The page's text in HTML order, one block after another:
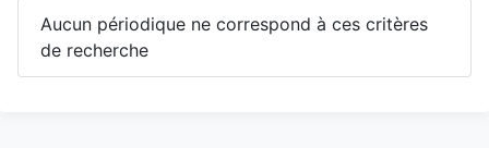
Aucun périodique ne correspond à ces critères
de recherche